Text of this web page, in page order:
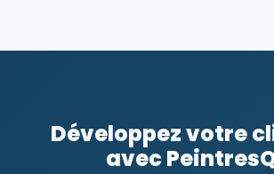
Développez votre
avec